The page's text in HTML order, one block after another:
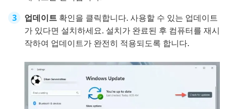
업데이트 확인을 클릭합니다. 사용할 수 있는 업데이트
가 있다면 설치하세요. 설치가 완료된 후 컴퓨터를 재시
작하여 업데이트가 완전히 적용되도록 합니다.